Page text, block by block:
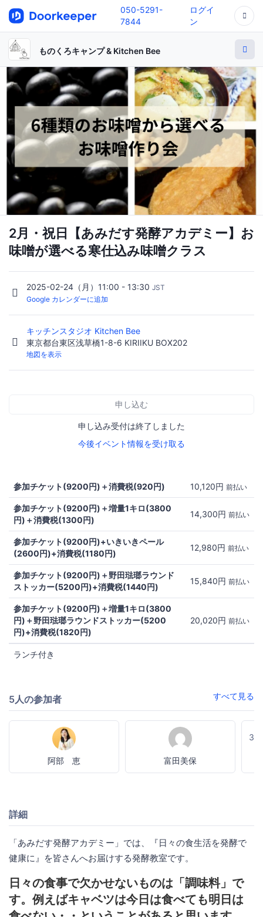
050-5291-
7844
ログイ
ン
ものくろキャンプ & Kitchen Bee
2月・祝日【あみだす発酵アカデミー】お
味噌が選べる寒仕込み味噌クラス
2025-02-24（月）11:00 - 13:30 JST
Google カレンダーに追加
キッチンスタジオ Kitchen Bee
東京都台東区浅草橋1-8-6 KIRIIKU BOX202
地図を表示
申し込む
申し込み受付は終了しました
今後イベント情報を受け取る
参加チケット(9200円)＋消費税(920円) 10,120円 前払い
参加チケット(9200円)＋増量1キロ(3800
円)＋消費税(1300円)
14,300円 前払い
参加チケット(9200円)+いきいきペール
(2600円)+消費税(1180円)
12,980円 前払い
参加チケット(9200円)＋野田琺瑯ラウンド
ストッカー(5200円)+消費税(1440円)
15,840円 前払い
参加チケット(9200円)＋増量1キロ(3800
円)＋野田琺瑯ラウンドストッカー(5200
円)+消費税(1820円)
20,020円 前払い
ランチ付き
5人の参加者 すべて見る
阿部 恵 富田美保
3
詳細
「あみだす発酵アカデミー」では、『日々の食生活を発酵で
健康に』を皆さんへお届けする発酵教室です。
日々の食事で欠かせないものは「調味料」で
す。例えばキャベツは今日は食べても明日は